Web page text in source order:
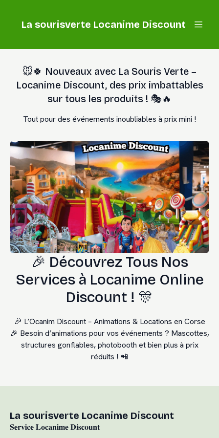
La sourisverte Locanime Discount
🐭🍀 Nouveaux avec La Souris Verte –
Locanime Discount, des prix imbattables
sur tous les produits ! 🎭🔥
Tout pour des événements inoubliables à prix mini !
🎉 Découvrez Tous Nos
Services à Locanime Online
Discount ! 🎊
🎉 L’Ocanim Discount – Animations & Locations en Corse
🎉 Besoin d’animations pour vos événements ? Mascottes,
structures gonflables, photobooth et bien plus à prix
réduits ! 📲
La sourisverte Locanime Discount
𝐒𝐞𝐫𝐯𝐢𝐜𝐞 𝐋𝐨𝐜𝐚𝐧𝐢𝐦𝐞 𝐃𝐢𝐬𝐜𝐨𝐮𝐧𝐭